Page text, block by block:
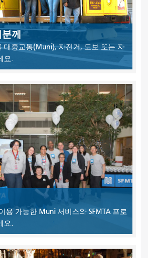
께
대중교통(Muni), 자전거, 도보 또는 자
요.
용 가능한 Muni 서비스와 SFMTA 프로
요.